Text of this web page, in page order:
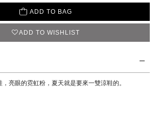
ADD TO BAG
ADD TO WISHLIST
亮眼的霓虹粉，夏天就是要來一雙涼鞋的。